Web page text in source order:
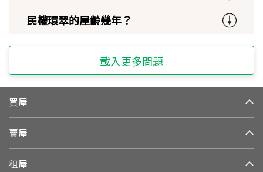
民權環翠的屋齡幾年？
載入更多問題
買屋
賣屋
租屋